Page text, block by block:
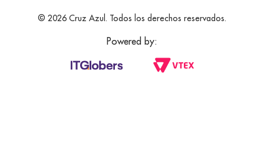
© 2026 Cruz Azul. Todos los derechos reservados.
Powered by: